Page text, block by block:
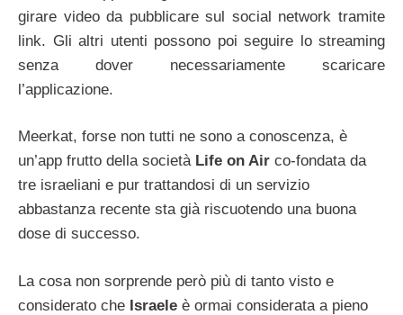
girare video da pubblicare sul social network tramite
link. Gli altri utenti possono poi seguire lo streaming
senza dover necessariamente scaricare
l’applicazione.
Meerkat, forse non tutti ne sono a conoscenza, è
un’app frutto della societàLife on Air co-fondata da
tre israeliani e pur trattandosi di un servizio
abbastanza recente sta già riscuotendo una buona
dose di successo.
La cosa non sorprende però più di tanto visto e
considerato che Israele è ormai considerata a pieno